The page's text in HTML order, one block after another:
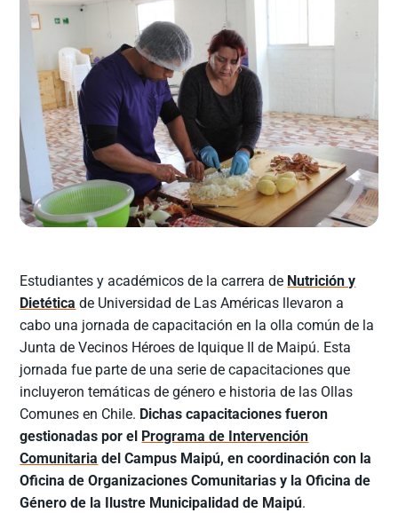
Estudiantes y académicos de la carrera de Nutrición y
Dietética de Universidad de Las Américas llevaron a
cabo una jornada de capacitación en la olla común de la
Junta de Vecinos Héroes de Iquique II de Maipú. Esta
jornada fue parte de una serie de capacitaciones que
incluyeron temáticas de género e historia de las Ollas
Comunes en Chile. Dichas capacitaciones fueron
gestionadas por el Programa de Intervención
Comunitaria del Campus Maipú, en coordinación con la
Oficina de Organizaciones Comunitarias y la Oficina de
Género de la Ilustre Municipalidad de Maipú.